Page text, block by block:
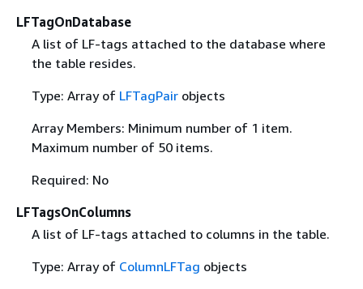
LFTagOnDatabase
A list of LF-tags attached to the database where
the table resides.
Type: Array of LFTagPairobjects
Array Members: Minimum number of 1 item.
Maximum number of 50 items.
Required: No
LFTagsOnColumns
A list of LF-tags attached to columns in the table.
Type: Array of ColumnLFTag objects